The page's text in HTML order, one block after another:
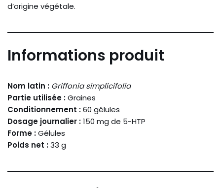
d’origine végétale.
Informations produit
Nom latin : Griffonia simplicifolia
Partie utilisée :Graines
Conditionnement :60 gélules
Dosage journalier :150 mg de 5-HTP
Forme :Gélules
Poids net :33 g